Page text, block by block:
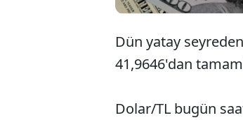
Dün yatay
41,9646'dan
Dolar/TL bugün